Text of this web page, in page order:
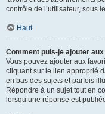
contrôle de l’utilisateur, sous
Haut
Comment puis-je ajouter
Vous pouvez ajouter aux
cliquant sur le lien approprié
en bas des sujets et parfois
Répondre à un sujet tout en
lorsqu’une réponse est